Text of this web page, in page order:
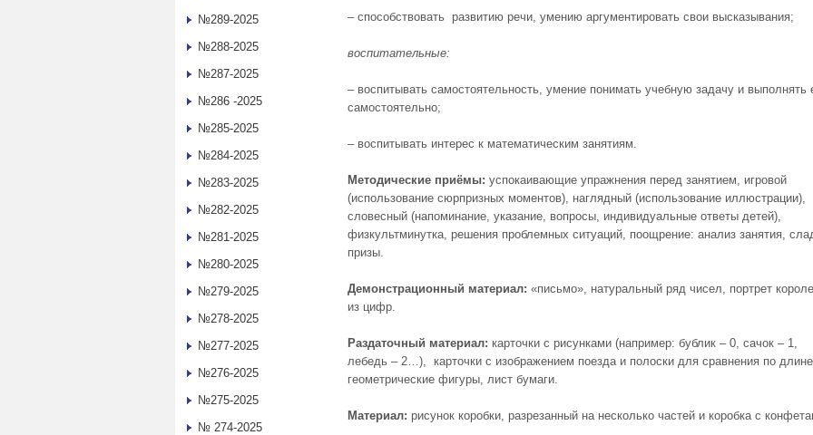
– способствовать развитию речи, умению аргументировать свои высказывания;
воспитательные:
– воспитывать самостоятельность, умение понимать учебную задачу и выполнять
самостоятельно;
– воспитывать интерес к математическим занятиям.
Методические приёмы: успокаивающие упражнения перед занятием, игровой
(использование сюрпризных моментов), наглядный (использование иллюстрации),
словесный (напоминание, указание, вопросы, индивидуальные ответы детей),
физкультминутка, решения проблемных ситуаций, поощрение: анализ занятия,
призы.
Демонстрационный материал: «письмо», натуральный ряд чисел, портрет
из цифр.
Раздаточный материал: карточки с рисунками (например: бублик – 0, сачок – 1,
лебедь – 2…), карточки с изображением поезда и полоски для сравнения по
геометрические фигуры, лист бумаги.
Материал: рисунок коробки, разрезанный на несколько частей и коробка с
№289-2025
№288-2025
№287-2025
№286 -2025
№285-2025
№284-2025
№283-2025
№282-2025
№281-2025
№280-2025
№279-2025
№278-2025
№277-2025
№276-2025
№275-2025
№ 274-2025